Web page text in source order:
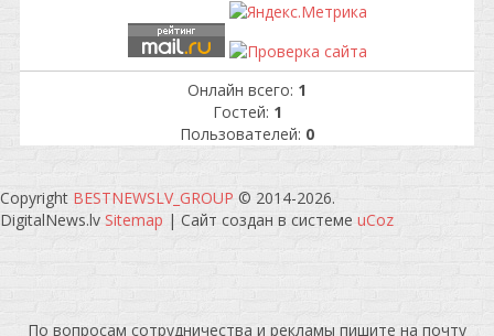
Онлайн всего: 1
Гостей: 1
Пользователей: 0
Copyright BESTNEWSLV_GROUP © 2014-2026.
DigitalNews.lv Sitemap | Сайт создан в системе uCoz
По вопросам сотрудничества и рекламы пишите на почту